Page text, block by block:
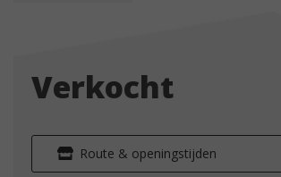
Verkocht
Route & openingstijden